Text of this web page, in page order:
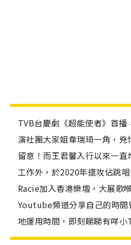
TVB台慶劇《超能使者》首
演社團大家姐韋瑞琦一角，兇
留意！而王君馨入行以來一
工作外，於2020年還攻佔跳
Racie加入香港樂壇，大展歌
Youtube頻道分享自己的時間
地運用時間，即刻睇睇有咩小